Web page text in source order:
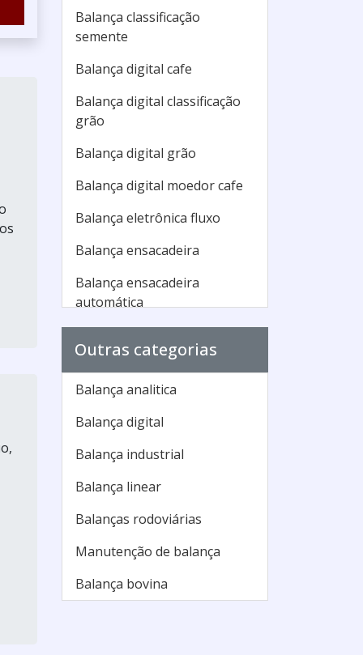
Balança classificação
semente
Balança digital cafe
Balança digital classificação
grão
Balança digital grão
Balança digital moedor cafe
Balança eletrônica fluxo
Balança ensacadeira
Balança ensacadeira
automática
automática grão
Balança ensacadeira
eletrônica
Balança ensacadeira grão
Balança ensacadeira matisa
Balança ensacadeira
Balança ensacadeira preço
Outras categorias
Balança analitica
Balança digital
Balança industrial
Balança linear
Balanças rodoviárias
Manutenção de balança
Balança bovina